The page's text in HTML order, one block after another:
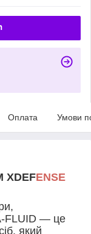
Оплата Умови
XDEFENSE
FLUID — це
який